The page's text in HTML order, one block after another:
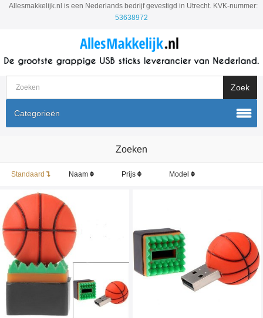
Allesmakkelijk.nl is een Nederlands bedrijf gevestigd in Utrecht. KVK-nummer:
53638972
Categorieën
Zoeken
Standaard Naam Prijs Model